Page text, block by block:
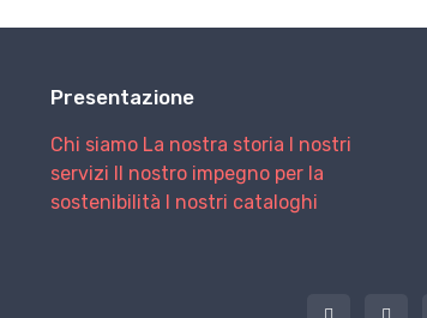
Presentazione
Chi siamo La nostra storia I nostri
servizi Il nostro impegno per la
sostenibilità I nostri cataloghi